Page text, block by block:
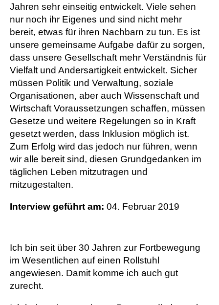
Jahren sehr einseitig entwickelt. Viele sehen
nur noch ihr Eigenes und sind nicht mehr
bereit, etwas für ihren Nachbarn zu tun. Es ist
unsere gemeinsame Aufgabe dafür zu sorgen,
dass unsere Gesellschaft mehr Verständnis für
Vielfalt und Andersartigkeit entwickelt. Sicher
müssen Politik und Verwaltung, soziale
Organisationen, aber auch Wissenschaft und
Wirtschaft Voraussetzungen schaffen, müssen
Gesetze und weitere Regelungen so in Kraft
gesetzt werden, dass Inklusion möglich ist.
Zum Erfolg wird das jedoch nur führen, wenn
wir alle bereit sind, diesen Grundgedanken im
täglichen Leben mitzutragen und
mitzugestalten.
Interview geführt am: 04. Februar 2019
Ich bin seit über 30 Jahren zur Fortbewegung
im Wesentlichen auf einen Rollstuhl
angewiesen. Damit komme ich auch gut
zurecht.